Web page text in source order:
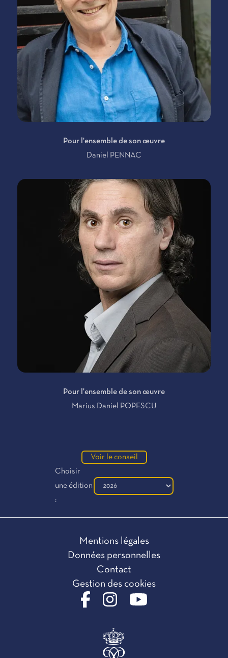
Pour l'ensemble de son œuvre
Daniel PENNAC
Pour l'ensemble de son œuvre
Marius Daniel POPESCU
Voir le conseil
Choisir
une édition
:
Mentions légales
Données personnelles
Contact
Gestion des cookies